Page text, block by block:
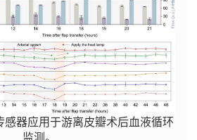
感器应用于游离皮瓣术后血液循环